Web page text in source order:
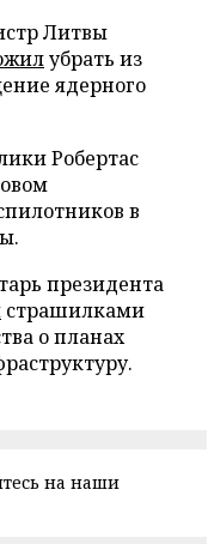
Литвы
убрать из
ядерного
Робертас
в
президента
страшилками
о планах
на наши